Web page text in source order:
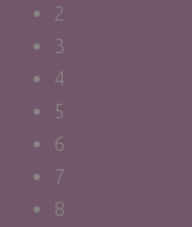
2
3
4
5
6
7
8